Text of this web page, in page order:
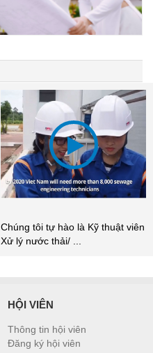
Chúng tôi tự hào là Kỹ thuật viên
Xử lý nước thải/ ...
HỘI VIÊN
Thông tin hội viên
Đăng ký hội viên